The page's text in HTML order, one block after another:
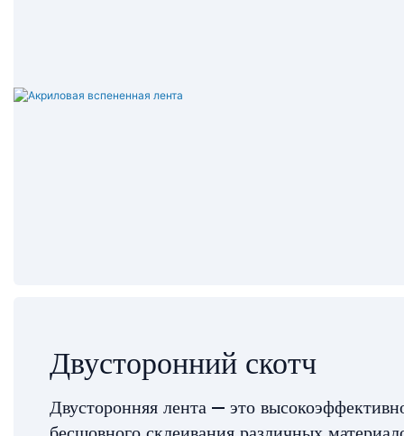
Двусторонний скотч
Двусторонняя лента — это